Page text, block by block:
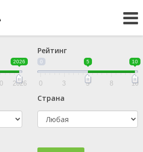
2026
2026
Рейтинг
0 5 10
0 3 5 8 10
Страна